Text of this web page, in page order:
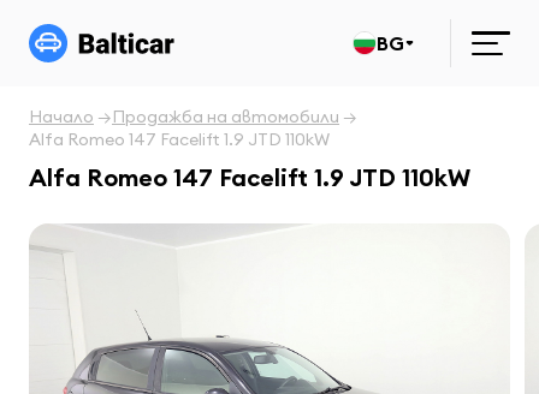
BG
Начало
Продажба на автомобили
Alfa Romeo 147 Facelift 1.9 JTD 110kW
Alfa Romeo 147 Facelift 1.9 JTD 110kW